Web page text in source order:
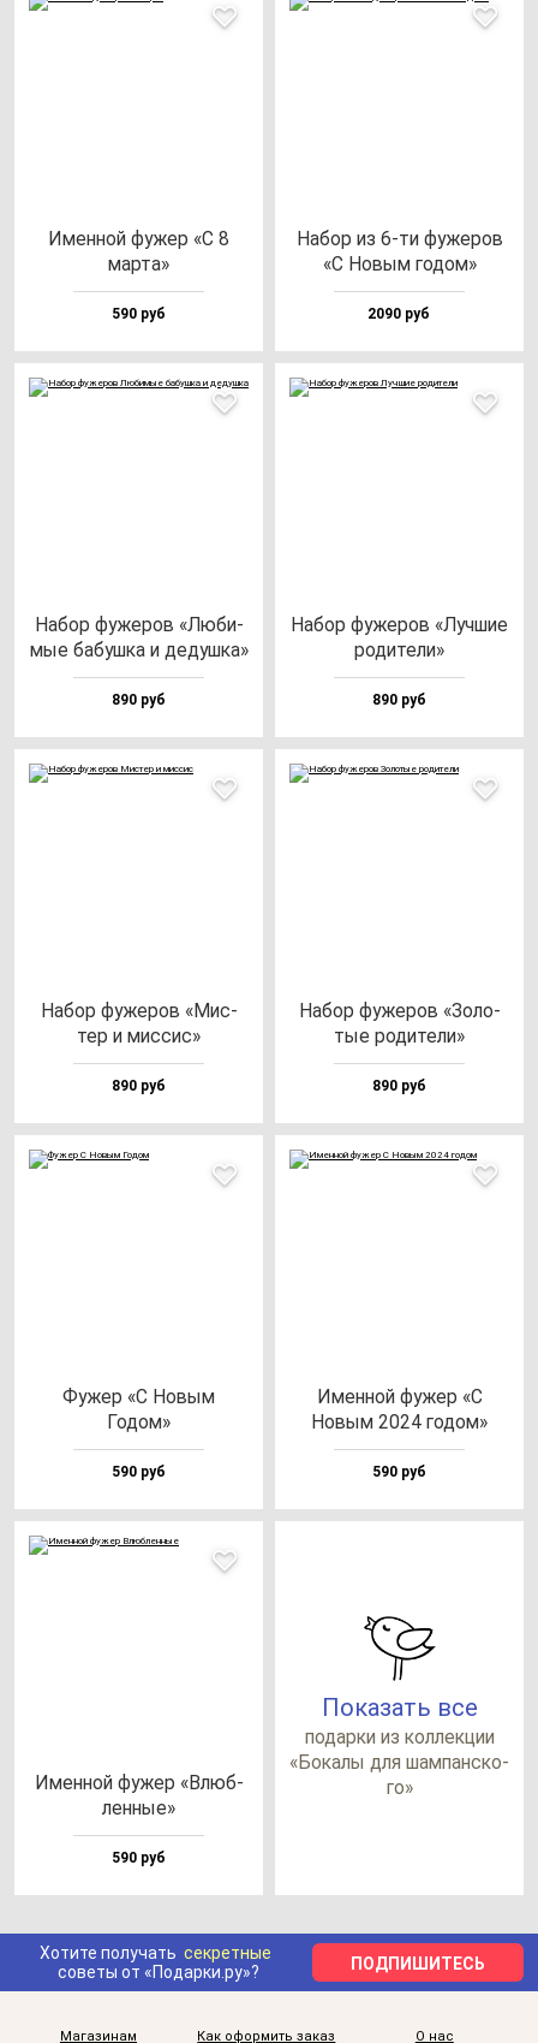
Имен­ной фу­жер «С 8
мар­та»
590 руб
Набор из 6-ти фу­же­ров
«С Новым го­дом»
2090 руб
Набор фу­же­ров «Люби­
мые ба­буш­ка и де­душ­ка»
890 руб
Набор фу­же­ров «Луч­шие
ро­ди­те­ли»
890 руб
Набор фу­же­ров «Мис­
тер и мис­сис»
890 руб
Набор фу­же­ров «Золо­
тые ро­ди­те­ли»
890 руб
Фужер «С Новым
Годом»
590 руб
Имен­ной фу­жер «С
Новым 2024 го­дом»
590 руб
Имен­ной фу­жер «Влюб­
лен­ные»
590 руб
Показать все
по­дар­ки из кол­лек­ции
«Бока­лы для шам­пан­ско­
го»
Хотите получать секретные
советы от «Подарки.ру»?
ПОДПИШИТЕСЬ
Магазинам Как оформить заказ О нас